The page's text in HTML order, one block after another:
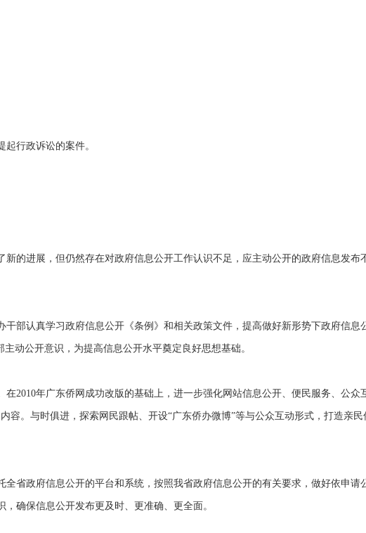
行政诉讼的案件。
进展，但仍然存在对政府信息公开工作认识不足，应主动公开的政府信息发布
认真学习政府信息公开《条例》和相关政策文件，提高做好新形势下政府信息
动公开意识，为提高信息公开水平奠定良好思想基础。
年广东侨网成功改版的基础上，进一步强化网站信息公开、便民服务、公众
容。与时俱进，探索网民跟帖、开设“广东侨办微博”等与公众互动形式，打造亲
政府信息公开的平台和系统，按照我省政府信息公开的有关要求，做好依申请
确保信息公开发布更及时、更准确、更全面。